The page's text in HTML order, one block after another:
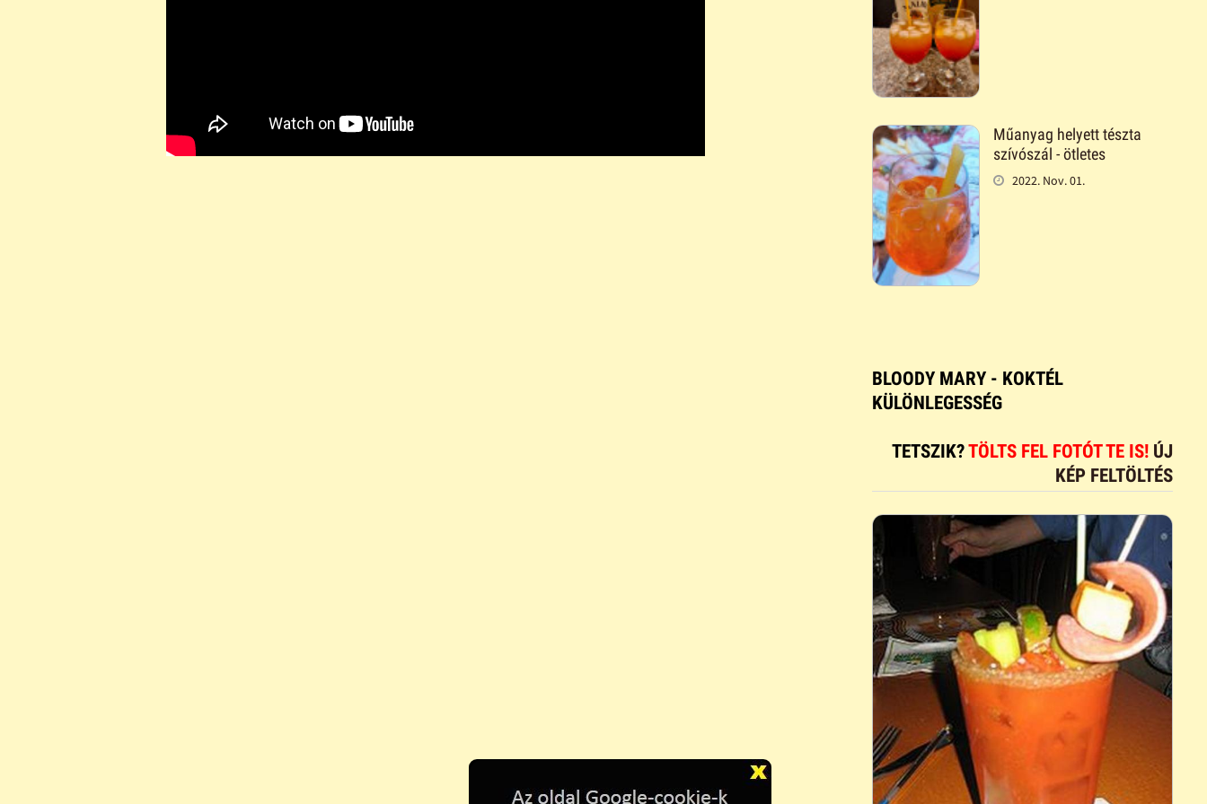
Műanyag helyett tészta
szívószál - ötletes
2022. Nov. 01.
BLOODY MARY - KOKTÉL
KÜLÖNLEGESSÉG
TETSZIK?TÖLTS FEL FOTÓT TE IS! ÚJ
KÉP FELTÖLTÉS